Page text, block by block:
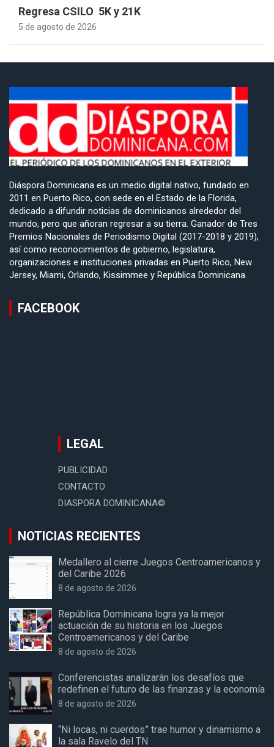
Regresa CSILO 5K y 21K
5 de agosto de 2026
Diáspora Dominicana es un medio digital nativo, fundado en
2011 en Puerto Rico, con sede en el Estado de la Florida,
dedicado a difundir noticias de dominicanos alrededor del
mundo, pero que añoran regresar a su tierra. Ganador de Tres
Premios Nacionales de Periodismo Digital (2017-2018 y 2019),
así como reconocimientos de gobierno, legislatura,
organizaciones e instituciones privadas en Puerto Rico, New
Jersey, Miami, Orlando, Kissimmee y República Dominicana.
FACEBOOK
LEGAL
PUBLICIDAD
CONTACTO
DIASPORA DOMINICANA©
NOTICIAS RECIENTES
Medallero al cierre Juegos Centroamericanos y
del Caribe 2026
8 de agosto de 2026
República Dominicana logra ya la mejor
actuación de su historia en los Juegos
Centroamericanos y del Caribe
8 de agosto de 2026
Conferencistas analizarán los desafíos que
redefinen el futuro de las finanzas y la economía
8 de agosto de 2026
“Ni locas, ni cuerdos” trae humor y dinamismo a
la sala Ravelo del TN